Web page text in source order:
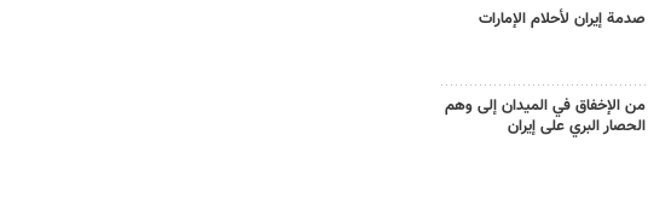
صدمة إيران لأحلام الإمارات
من الإخفاق في الميدان إلى وهم
الحصار البري على إيران